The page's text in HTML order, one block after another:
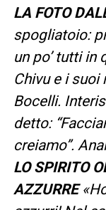
LA FOTO
spogliatoio:
un po’ tutti in
Chivu e i suoi
Bocelli.
detto:
creiamo”.
LO SPIRITO
AZZURRE